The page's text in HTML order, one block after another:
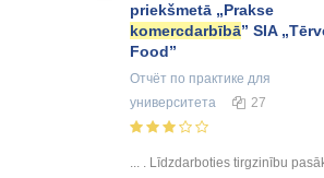
priekšmetā „Prakse
komercdarbībā” SIA
Food”
Отчёт по практике для
университета
27
... . Līdzdarboties tirgzinību